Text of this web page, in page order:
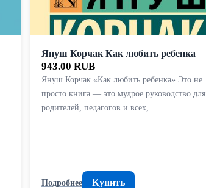
Януш Корчак Как любить ребенка
943.00 RUB
Януш Корчак «Как любить ребенка» Это не
просто книга — это мудрое руководство для
родителей, педагогов и всех,…
Подробнее Купить